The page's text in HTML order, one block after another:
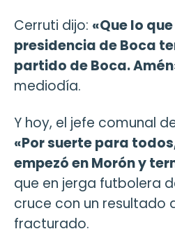
Cerruti dijo: «Que lo
presidencia de Boca
partido de Boca.
mediodía.
Y hoy, el jefe comunal
«Por suerte para
empezó en Morón y
que en jerga futbolera
cruce con un resultado
fracturado.